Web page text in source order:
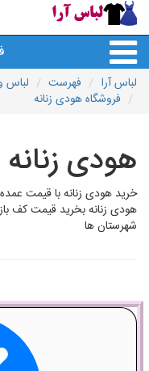
لباس آرا فهرست لباس
فروشگاه هودی زنانه
هودی زنانه
خرید هودی زنانه با قیمت
هودی زنانه بخرید قیمت کف
شهرستان ها